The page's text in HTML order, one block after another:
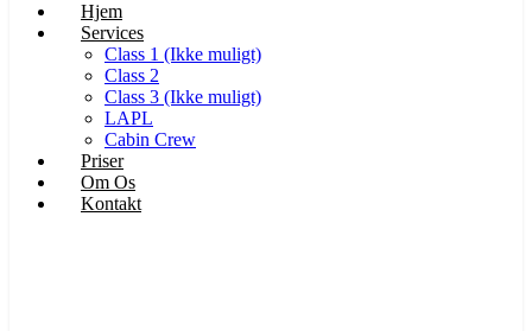
Hjem
Services
Class 1 (Ikke muligt)
Class 2
Class 3 (Ikke muligt)
LAPL
Cabin Crew
Priser
Om Os
Kontakt